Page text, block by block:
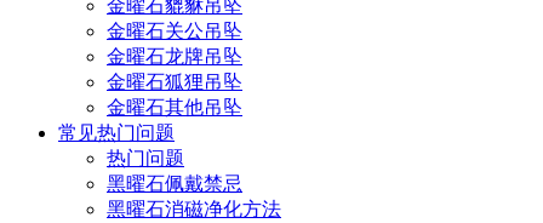
金曜石貔貅吊坠
金曜石关公吊坠
金曜石龙牌吊坠
金曜石狐狸吊坠
金曜石其他吊坠
常见热门问题
热门问题
黑曜石佩戴禁忌
黑曜石消磁净化方法